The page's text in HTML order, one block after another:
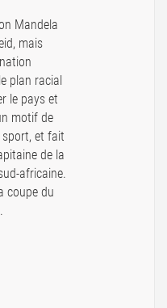
Mandela
mais
plan racial
le pays et
motif de
sport, et fait
de la
africaine.
coupe du